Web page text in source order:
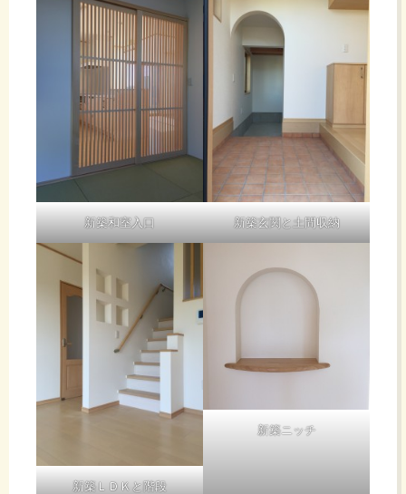
新築和室入口 新築玄関と土間収納
新築ＬＤＫと階段
新築ニッチ